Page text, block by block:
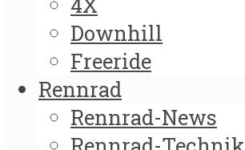
Downhill
Freeride
Rennrad
Rennrad-News